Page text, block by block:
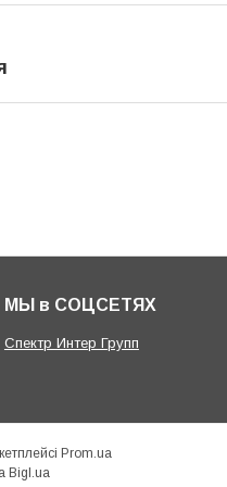
МЫ в СОЦСЕТЯХ
Спектр Интер Групп
Prom.ua
Bigl.ua